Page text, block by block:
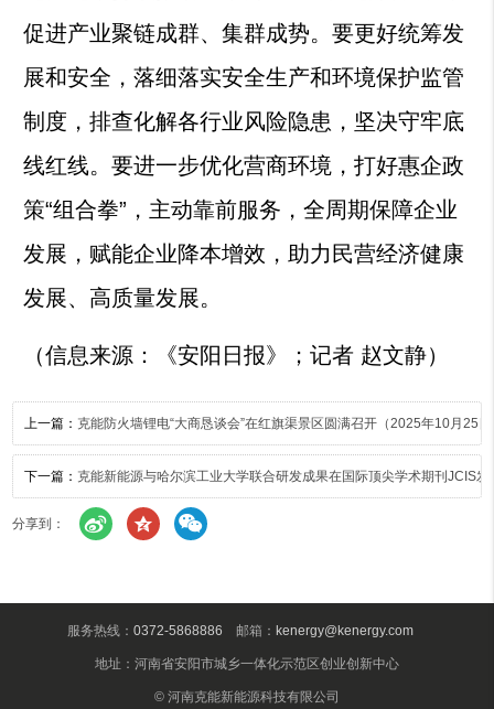
促进产业聚链成群、集群成势。要更好统筹发
展和安全，落细落实安全生产和环境保护监管
制度，排查化解各行业风险隐患，坚决守牢底
线红线。要进一步优化营商环境，打好惠企政
策“组合拳”，主动靠前服务，全周期保障企业
发展，赋能企业降本增效，助力民营经济健康
发展、高质量发展。
（信息来源：《安阳日报》；记者 赵文静）
上一篇： 克能防火墙锂电“大商恳谈会”在红旗渠景区圆满召开（2025年10月25
下一篇： 克能新能源与哈尔滨工业大学联合研发成果在国际顶尖学术期刊JCIS
分享到：
服务热线： 0372-5868886 邮箱： kenergy@kenergy.com
地址：河南省安阳市城乡一体化示范区创业创新中心
© 河南克能新能源科技有限公司